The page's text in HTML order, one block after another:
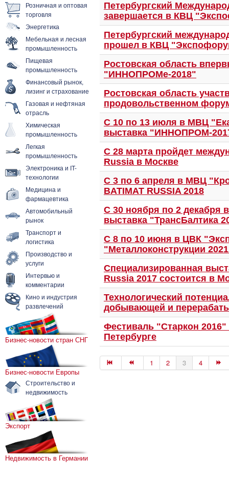
Розничная и оптовая
торговля
Энергетика
Мебельная и лесная
промышленность
Пищевая
промышленность
Финансовый рынок,
лизинг и страхование
Газовая и нефтяная
отрасль
Химическая
промышленность
Легкая
промышленность
Электроника и IT-
технологии
Медицина и
фармацевтика
Автомобильный
рынок
Транспорт и
логистика
Производство и
услуги
Интервью и
комментарии
Кино и индустрия
развлечений
Бизнес-новости стран СНГ
Бизнес-новости Европы
Строительство и
недвижимость
Экспорт
Недвижимость в Германии
Петербургский
завершается в КВЦ
Петербургский
прошел в КВЦ
Ростовская область
"ИННОПРОМе-2018"
Ростовская область
продовольственном
С 10 по 13 июля в МВЦ
выставка "ИННОПРОМ-
С 28 марта пройдет
Russia в Москве
С 3 по 6 апреля в МВЦ
BATIMAT RUSSIA 2018
С 30 ноября по 2
выставка "ТрансБалтика
С 8 по 10 июня в ЦВК
"Металлоконструкции
Специализированная
Russia 2017 состоится в
Технологический
добывающей и
Фестиваль "Старкон 2016"
Петербурге
1 2 3 4